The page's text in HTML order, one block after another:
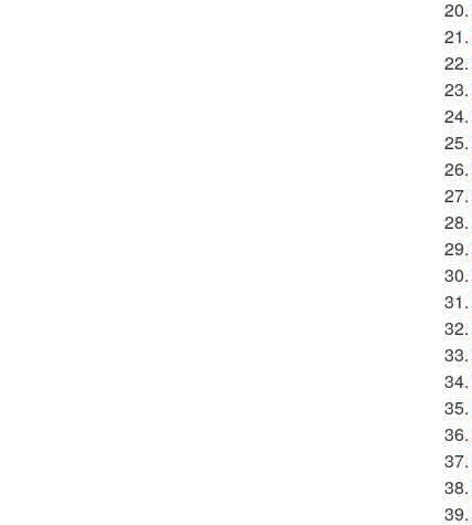
20.
21.
22.
23.
24.
25.
26.
27.
28.
29.
30.
31.
32.
33.
34.
35.
36.
37.
38.
39.